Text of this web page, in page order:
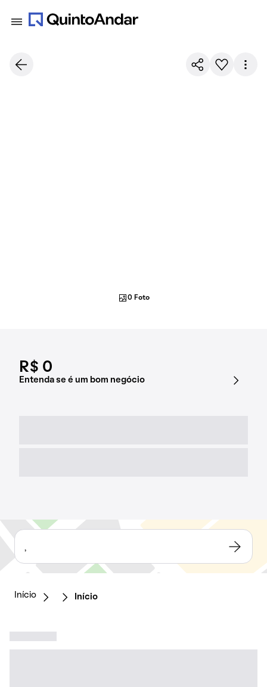
R$ 0
Entenda se é um bom negócio
0 Foto
,
Início Início